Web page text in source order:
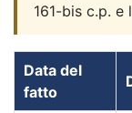
161-bis c.p.
Data del
fatto